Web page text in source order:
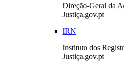
Direção-Geral da
Justiça.gov.pt
IRN
Instituto dos
Justiça.gov.pt